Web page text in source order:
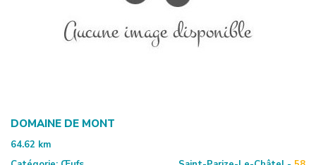
DOMAINE DE MONT
64.62 km